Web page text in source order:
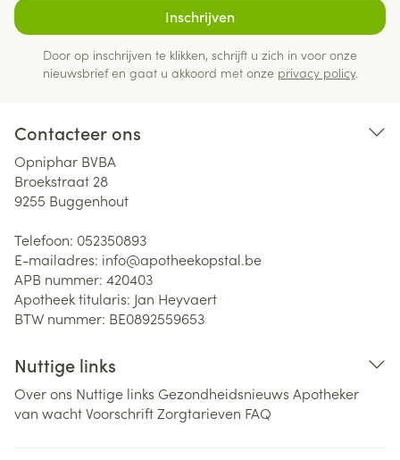
Inschrijven
Door op inschrijven te klikken, schrijft u zich in voor onze
nieuwsbrief en gaat u akkoord met onze privacy policy.
Contacteer ons
Opniphar BVBA
Broekstraat 28
9255 Buggenhout
Telefoon: 052350893
E-mailadres: info@apotheekopstal.be
APB nummer: 420403
Apotheek titularis: Jan Heyvaert
BTW nummer: BE0892559653
Nuttige links
Over ons Nuttige links Gezondheidsnieuws Apotheker
van wachtVoorschriftZorgtarieven FAQ